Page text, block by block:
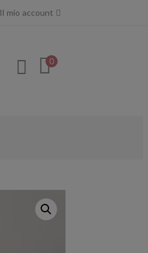
Il mio account
0